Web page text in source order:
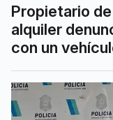
Propietario
alquiler
con un